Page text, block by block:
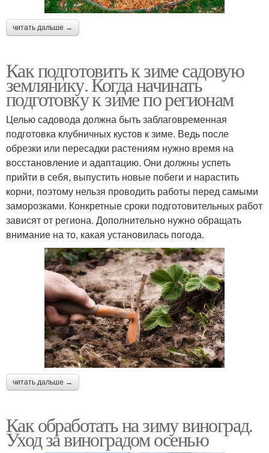
читать дальше →
Как подготовить к зиме садовую
землянику. Когда начинать
подготовку к зиме по регионам
Целью садовода должна быть заблаговременная
подготовка клубничных кустов к зиме. Ведь после
обрезки или пересадки растениям нужно время на
восстановление и адаптацию. Они должны успеть
прийти в себя, выпустить новые побеги и нарастить
корни, поэтому нельзя проводить работы перед самыми
заморозками. Конкретные сроки подготовительных работ
зависят от региона. Дополнительно нужно обращать
внимание на то, какая установилась погода.
читать дальше →
Как обработать на зиму виноград.
Уход за виноградом осенью